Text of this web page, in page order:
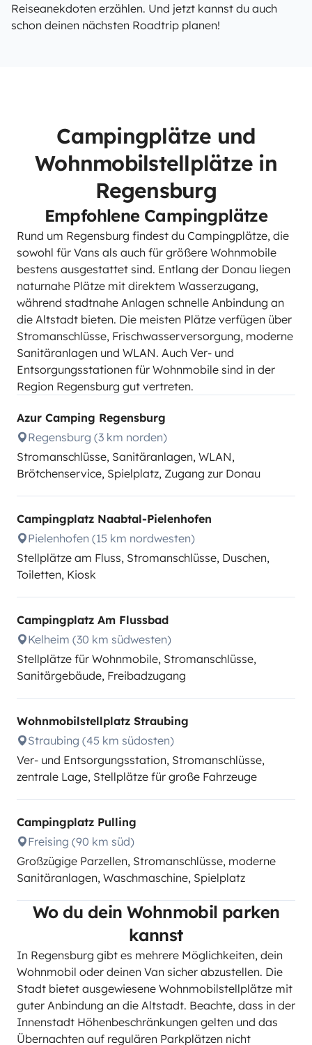
Reiseanekdoten erzählen. Und jetzt kannst du auch
schon deinen nächsten Roadtrip planen!
Campingplätze und
Wohnmobilstellplätze in
Regensburg
Empfohlene Campingplätze
Rund um Regensburg findest du Campingplätze, die
sowohl für Vans als auch für größere Wohnmobile
bestens ausgestattet sind. Entlang der Donau liegen
naturnahe Plätze mit direktem Wasserzugang,
während stadtnahe Anlagen schnelle Anbindung an
die Altstadt bieten. Die meisten Plätze verfügen über
Stromanschlüsse, Frischwasserversorgung, moderne
Sanitäranlagen und WLAN. Auch Ver- und
Entsorgungsstationen für Wohnmobile sind in der
Region Regensburg gut vertreten.
Azur Camping Regensburg
Regensburg (3 km norden)
Stromanschlüsse, Sanitäranlagen, WLAN,
Brötchenservice, Spielplatz, Zugang zur Donau
Campingplatz Naabtal-Pielenhofen
Pielenhofen (15 km nordwesten)
Stellplätze am Fluss, Stromanschlüsse, Duschen,
Toiletten, Kiosk
Campingplatz Am Flussbad
Kelheim (30 km südwesten)
Stellplätze für Wohnmobile, Stromanschlüsse,
Sanitärgebäude, Freibadzugang
Wohnmobilstellplatz Straubing
Straubing (45 km südosten)
Ver- und Entsorgungsstation, Stromanschlüsse,
zentrale Lage, Stellplätze für große Fahrzeuge
Campingplatz Pulling
Freising (90 km süd)
Großzügige Parzellen, Stromanschlüsse, moderne
Sanitäranlagen, Waschmaschine, Spielplatz
Wo du dein Wohnmobil parken
kannst
In Regensburg gibt es mehrere Möglichkeiten, dein
Wohnmobil oder deinen Van sicher abzustellen. Die
Stadt bietet ausgewiesene Wohnmobilstellplätze mit
guter Anbindung an die Altstadt. Beachte, dass in der
Innenstadt Höhenbeschränkungen gelten und das
Übernachten auf regulären Parkplätzen nicht